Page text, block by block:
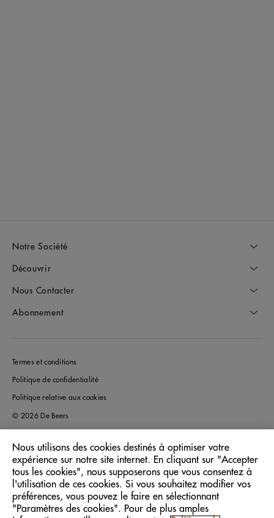
Notre Société
Découvrir
Nous Contacter
Abonnement
Termes et conditions
Politique de confidentialité
Politique relative aux cookies
© 2026 De Beers
Langue: Français
Nous utilisons des cookies destinés à optimiser votre
expérience sur notre site internet. En cliquant sur "Accepter
tous les cookies", nous supposerons que vous consentez à
l'utilisation de ces cookies. Si vous souhaitez modifier vos
préférences, vous pouvez le faire en sélectionnant
"Paramètres des cookies". Pour de plus amples